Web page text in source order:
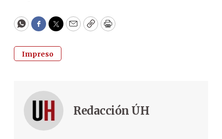
WhatsApp
Facebook
Twitter
EmailCopyPrint
Impreso
Redacción ÚH